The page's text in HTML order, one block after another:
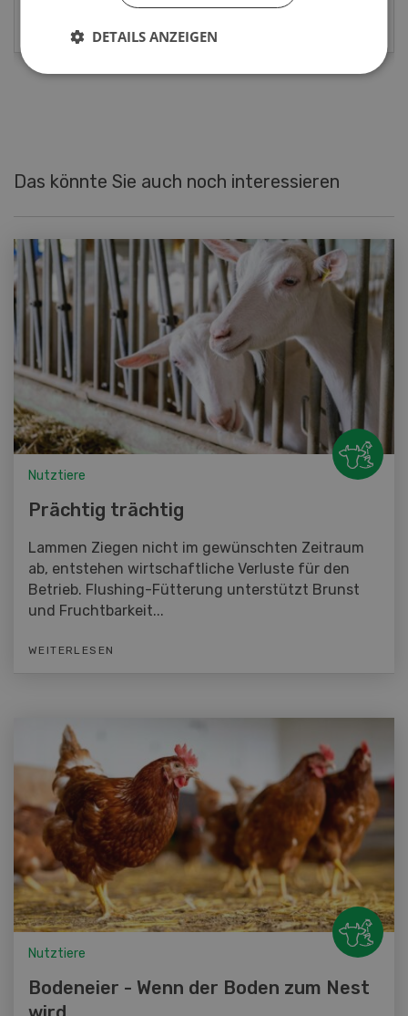
MEHR ERFAHREN
Das könnte Sie auch noch interessieren
Nutztiere
Prächtig trächtig
Lammen Ziegen nicht im gewünschten Zeitraum
ab, entstehen wirtschaftliche Verluste für den
Betrieb. Flushing-Fütterung unterstützt Brunst
und Fruchtbarkeit...
WEITERLESEN
Nutztiere
Bodeneier - Wenn der Boden zum Nest
DETAILS ANZEIGEN